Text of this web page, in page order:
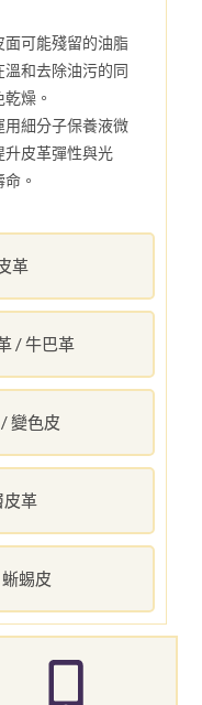
革
/ 牛巴革
變色皮
皮革
蜴皮
面可能殘留的油脂
和去除油污的同
燥。
用細分子保養液微
升皮革彈性與光
。